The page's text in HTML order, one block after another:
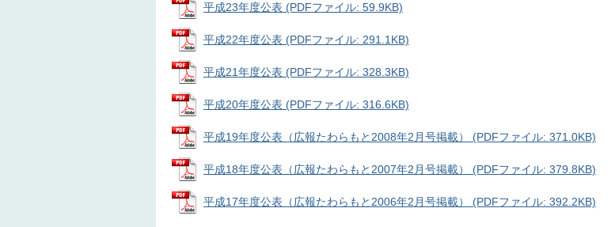
平成23年度公表 (PDFファイル: 59.9KB)
平成22年度公表 (PDFファイル: 291.1KB)
平成21年度公表 (PDFファイル: 328.3KB)
平成20年度公表 (PDFファイル: 316.6KB)
平成19年度公表（広報たわらもと2008年2月号掲載） (PDFファイル: 371.0KB)
平成18年度公表（広報たわらもと2007年2月号掲載） (PDFファイル: 379.8KB)
平成17年度公表（広報たわらもと2006年2月号掲載） (PDFファイル: 392.2KB)